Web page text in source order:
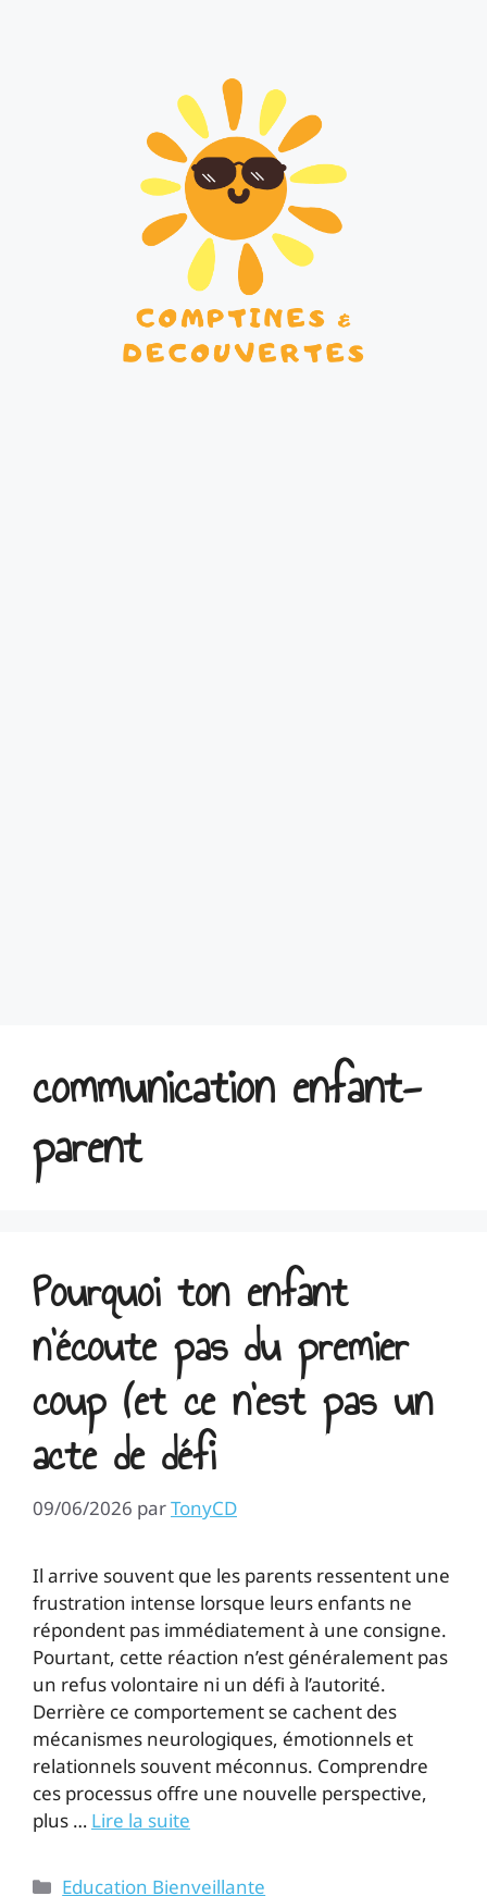
communication enfant-
parent
Pourquoi ton enfant
n’écoute pas du premier
coup (et ce n’est pas un
acte de défi
09/06/2026 parTonyCD
Il arrive souvent que les parents ressentent une
frustration intense lorsque leurs enfants ne
répondent pas immédiatement à une consigne.
Pourtant, cette réaction n’est généralement pas
un refus volontaire ni un défi à l’autorité.
Derrière ce comportement se cachent des
mécanismes neurologiques, émotionnels et
relationnels souvent méconnus. Comprendre
ces processus offre une nouvelle perspective,
plus … Lire la suite
Education Bienveillante